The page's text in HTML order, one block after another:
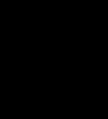
такси в
такси в
такси в
такси в